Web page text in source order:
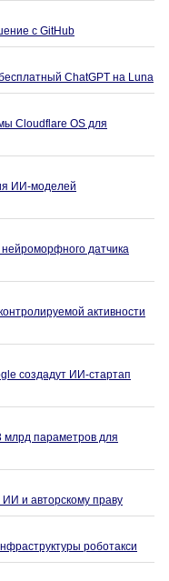
с GitHub
ChatGPT на Luna
Cloudflare OS для
ИИ-моделей
датчика
активности
создадут ИИ-стартап
млрд параметров для
ИИ и авторскому праву
роботакси